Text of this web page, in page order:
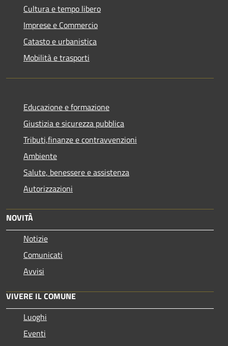
Cultura e tempo libero
Imprese e Commercio
Catasto e urbanistica
Mobilità e trasporti
Educazione e formazione
Giustizia e sicurezza pubblica
Tributi,finanze e contravvenzioni
Ambiente
Salute, benessere e assistenza
Autorizzazioni
NOVITÀ
Notizie
Comunicati
Avvisi
VIVERE IL COMUNE
Luoghi
Eventi